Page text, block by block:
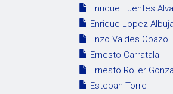
Enrique Fuentes
Enrique Lopez
Enzo Valdes Opazo
Ernesto Carratala
Ernesto Roller
Esteban Torre